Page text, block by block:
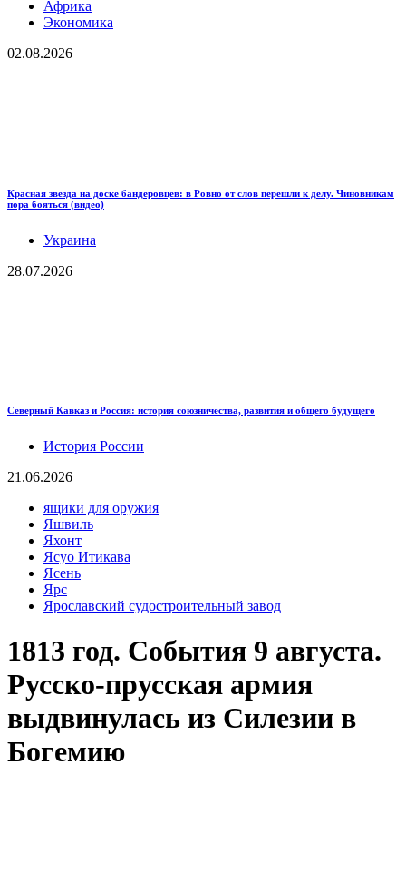
Африка
Экономика
02.08.2026
Красная звезда на доске бандеровцев: в Ровно от слов перешли к делу. Чиновникам
пора бояться (видео)
Украина
28.07.2026
Северный Кавказ и Россия: история союзничества, развития и общего будущего
История России
21.06.2026
ящики для оружия
Яшвиль
Яхонт
Ясуо Итикава
Ясень
Ярс
Ярославский судостроительный завод
1813 год. События 9 августа.
Русско-прусская армия
выдвинулась из Силезии в
Богемию